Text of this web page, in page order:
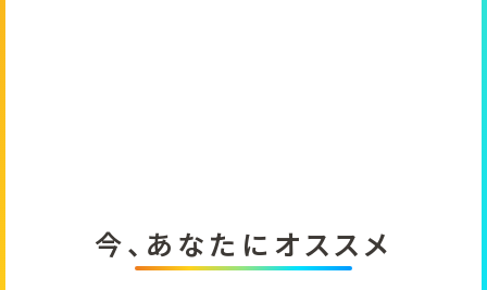
今、あなたにオススメ